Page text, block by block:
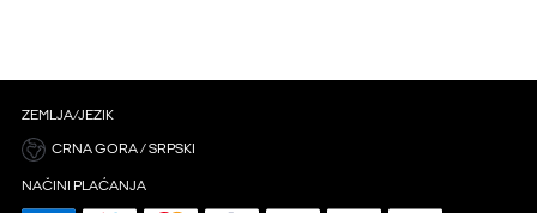
ZEMLJA/JEZIK
CRNA GORA / SRPSKI
NAČINI PLAĆANJA